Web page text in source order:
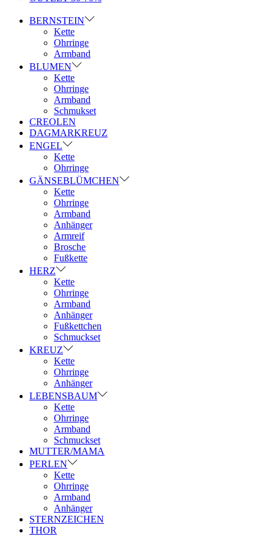
BERNSTEIN
Kette
Ohrringe
Armband
BLUMEN
Kette
Ohrringe
Armband
Schmukset
CREOLEN
DAGMARKREUZ
ENGEL
Kette
Ohrringe
GÄNSEBLÜMCHEN
Kette
Ohrringe
Armband
Anhänger
Armreif
Brosche
Fußkette
HERZ
Kette
Ohrringe
Armband
Anhänger
Fußkettchen
Schmuckset
KREUZ
Kette
Ohrringe
Anhänger
LEBENSBAUM
Kette
Ohrringe
Armband
Schmuckset
MUTTER/MAMA
PERLEN
Kette
Ohrringe
Armband
Anhänger
STERNZEICHEN
THOR